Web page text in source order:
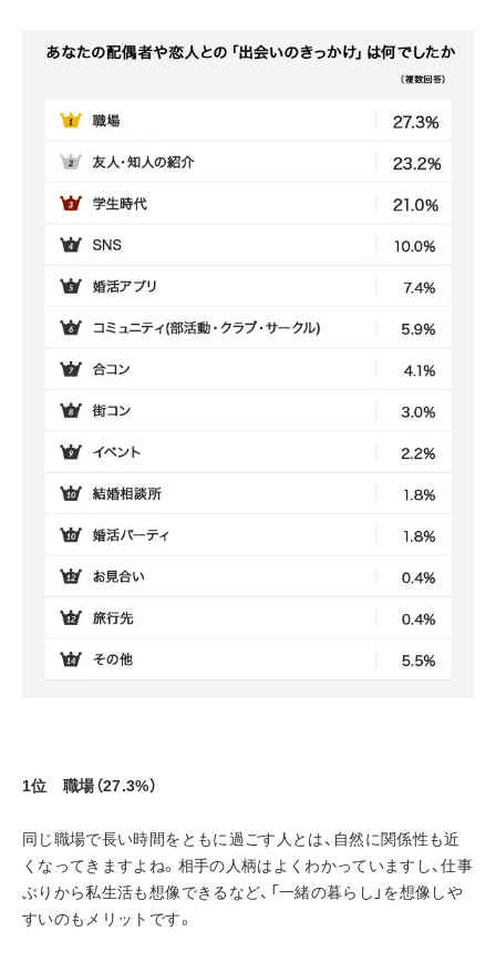
1位　職場（27.3%）
同じ職場で長い時間をともに過ごす人とは、自然に関係性も近
くなってきますよね。相手の人柄はよくわかっていますし、仕事
ぶりから私生活も想像できるなど、「一緒の暮らし」を想像しや
すいのもメリットです。